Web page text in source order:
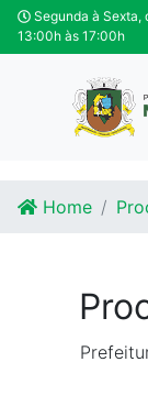
Ir para o
Ir para o fim do
Segunda à Sexta,
13:00h às 17:00h
Home